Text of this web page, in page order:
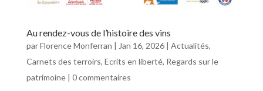
Au rendez-vous de l’histoire des vins
parFlorence Monferran | Jan 16, 2026| Actualités,
Carnets des terroirs, Ecrits en liberté, Regards sur le
patrimoine| 0 commentaires